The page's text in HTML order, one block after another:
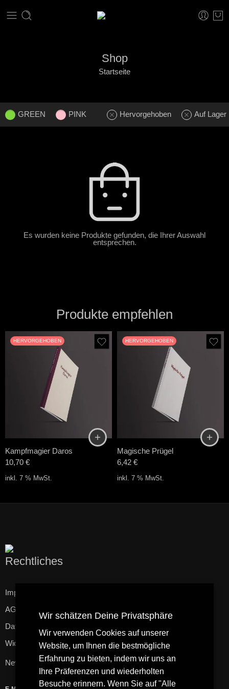
Shop
Startseite
GREEN PINK Hervorgehoben Auf Lager
Es wurden keine Produkte gefunden, die Ihrer Auswahl
entsprechen.
Produkte empfehlen
HERVORGEHOBEN
Kampfmagier Daros
10,70 €
inkl. 7 % MwSt.
HERVORGEHOBEN
Magische Prügel
6,42 €
inkl. 7 % MwSt.
Rechtliches
Impressum
AGB
Datenschutzerklärung
Widerrufsbelehrung
Newsletter
Wir schätzen Deine Privatsphäre
Wir verwenden Cookies auf unserer
Website, um Ihnen die bestmögliche
Erfahrung zu bieten, indem wir uns an
Ihre Präferenzen und wiederholten
Besuche erinnern. Wenn Sie auf "Alle